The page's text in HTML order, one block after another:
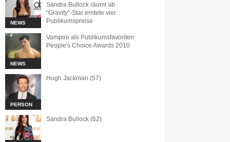
NEWS
Sandra Bullock räumt ab
"Gravity"-Star erntete vier
Publikumspreise
NEWS
Vampire als Publikumsfavoriten:
People's Choice Awards 2010
PERSON
Hugh Jackman (57)
Sandra Bullock (62)